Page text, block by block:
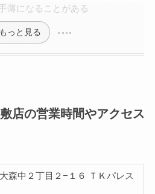
薄になることがある
もっと見る
店の営業時間やアクセス
森中２丁目２−１６ ＴＫパレス